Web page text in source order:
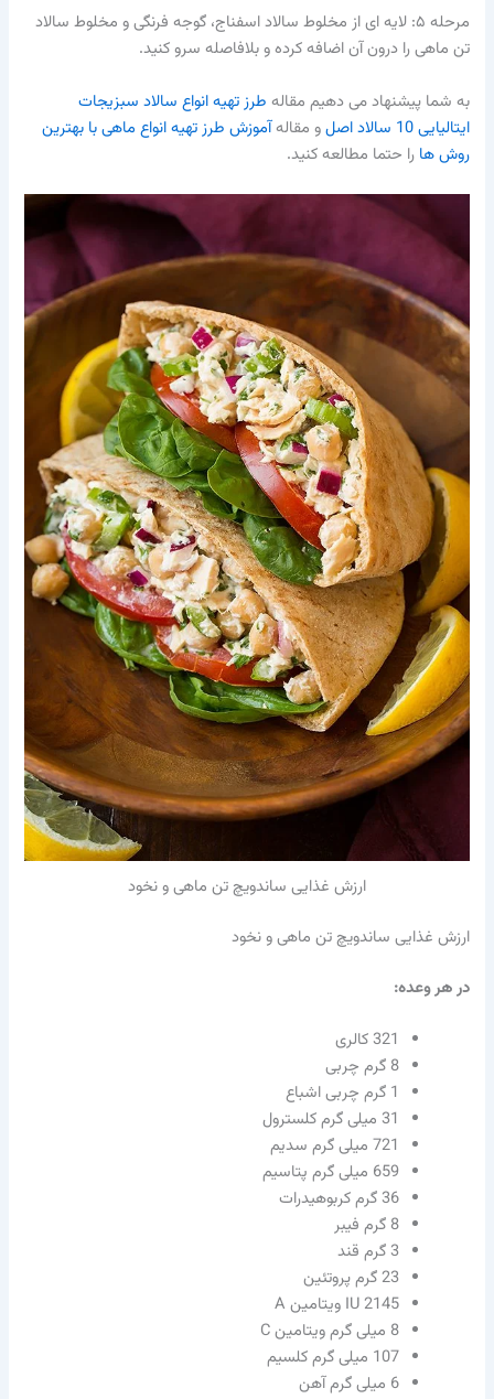
مرحله ۵: لایه ای از مخلوط سالاد اسفناج، گوجه فرنگی و مخلوط سالاد
تن ماهی را درون آن اضافه کرده و بلافاصله سرو کنید.
به شما پیشنهاد می دهیم مقاله طرز تهیه انواع سالاد سبزیجات
ایتالیایی 10 سالاد اصل
و مقالهآموزش طرز تهیه انواع ماهی با بهترین
روش ها را حتما مطالعه کنید.
ارزش غذایی ساندویچ تن ماهی و نخود
ارزش غذایی ساندویچ تن ماهی و نخود
در هر وعده:
321 کالری
8 گرم چربی
1 گرم چربی اشباع
31 میلی گرم کلسترول
721 میلی گرم سدیم
659 میلی گرم پتاسیم
36 گرم کربوهیدرات
8 گرم فیبر
3 گرم قند
23 گرم پروتئین
IU 2145 ویتامین A
8 میلی گرم ویتامین C
107 میلی گرم کلسیم
6 میلی گرم آهن